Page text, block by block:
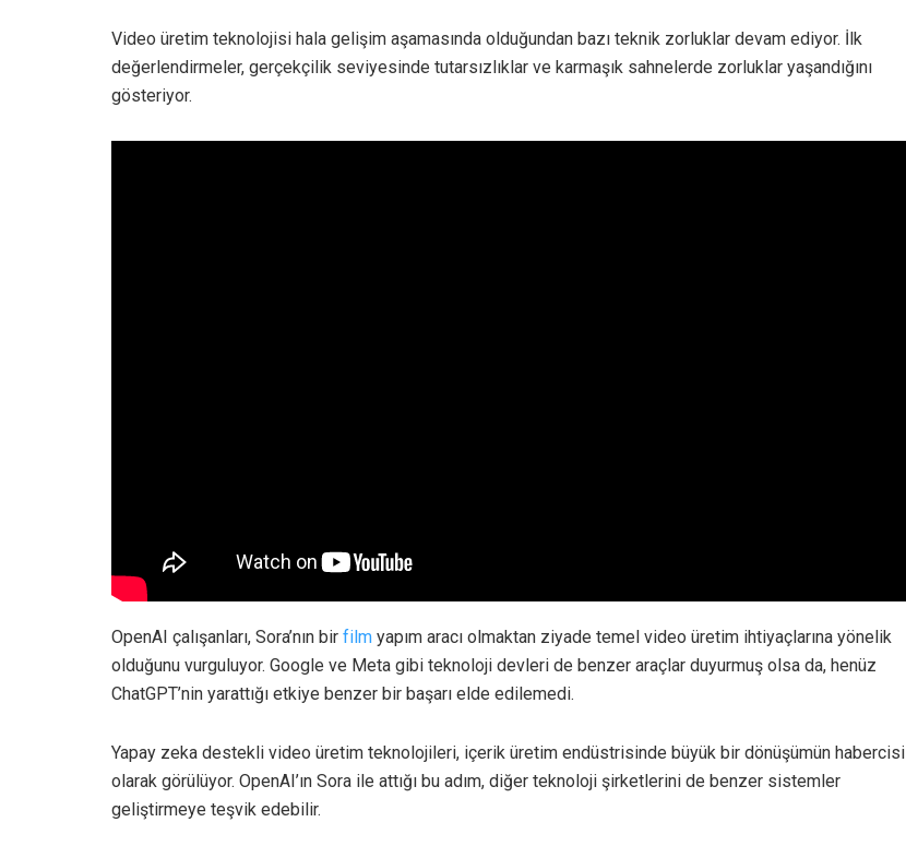
Video üretim teknolojisi hala gelişim aşamasında olduğundan bazı teknik zorluklar devam ediyor. İlk
değerlendirmeler, gerçekçilik seviyesinde tutarsızlıklar ve karmaşık sahnelerde zorluklar yaşandığını
gösteriyor.
OpenAI çalışanları, Sora’nın bir film yapım aracı olmaktan ziyade temel video üretim ihtiyaçlarına yönelik
olduğunu vurguluyor. Google ve Meta gibi teknoloji devleri de benzer araçlar duyurmuş olsa da, henüz
ChatGPT’nin yarattığı etkiye benzer bir başarı elde edilemedi.
Yapay zeka destekli video üretim teknolojileri, içerik üretim endüstrisinde büyük bir dönüşümün habercisi
olarak görülüyor. OpenAI’ın Sora ile attığı bu adım, diğer teknoloji şirketlerini de benzer sistemler
geliştirmeye teşvik edebilir.